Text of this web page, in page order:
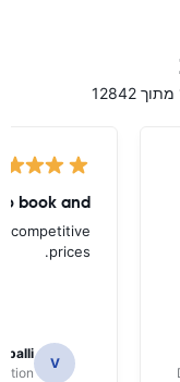
book and
competitive
prices.
V